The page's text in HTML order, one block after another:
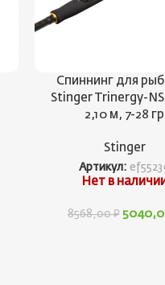
Спиннинг для
Stinger Trinergy-NS
2,10 м, 7-28 гр
Stinger
Артикул:
Нет в
8568,00₽